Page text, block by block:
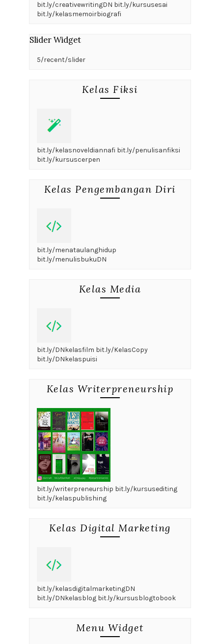
bit.ly/creativewritingDN bit.ly/kursusesai
bit.ly/kelasmemoirbiografi
Slider Widget
5/recent/slider
Kelas Fiksi
bit.ly/kelasnoveldiannafi bit.ly/penulisanfiksi
bit.ly/kursuscerpen
Kelas Pengembangan Diri
bit.ly/menataulanghidup
bit.ly/menulisbukuDN
Kelas Media
bit.ly/DNkelasfilm bit.ly/KelasCopy
bit.ly/DNkelaspuisi
Kelas Writerpreneurship
bit.ly/writerpreneurship bit.ly/kursusediting
bit.ly/kelaspublishing
Kelas Digital Marketing
bit.ly/kelasdigitalmarketingDN
bit.ly/DNkelasblog bit.ly/kursusblogtobook
Menu Widget